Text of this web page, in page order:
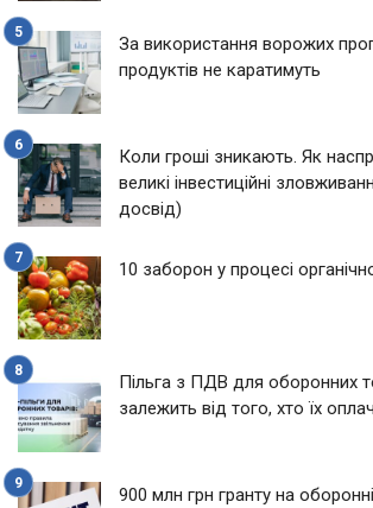
За використання ворожих
продуктів не каратимуть
Коли гроші зникають. Як
великі інвестиційні
досвід)
10 заборон у процесі
Пільга з ПДВ для оборонних
залежить від того, хто їх
900 млн грн гранту на